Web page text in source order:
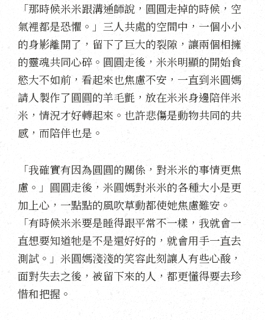
「那時候米米跟溝通師說，圓圓走掉的時候，空
氣裡都是恐懼。」三人共處的空間中，一個小小
的身影離開了，留下了巨大的裂隙，讓兩個相擁
的靈魂共同心碎。圓圓走後，米米明顯的開始食
慾大不如前，看起來也焦慮不安，一直到米圓媽
請人製作了圓圓的羊毛氈，放在米米身邊陪伴米
米，情況才好轉起來。也許悲傷是動物共同的共
感，而陪伴也是。
「我確實有因為圓圓的關係，對米米的事情更焦
慮。」圓圓走後，米圓媽對米米的各種大小是更
加上心，一點點的風吹草動都使她焦慮難安。
「有時候米米要是睡得跟平常不一樣，我就會一
直想要知道牠是不是還好好的，就會用手一直去
測試。」米圓媽淺淺的笑容此刻讓人有些心酸，
面對失去之後，被留下來的人，都更懂得要去珍
惜和把握。